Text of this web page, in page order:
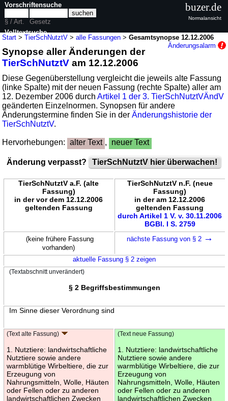
Start >TierSchNutztV >alle Fassungen >Gesamtsynopse 12.12.2006
Änderungsalarm
Synopse aller Änderungen der
TierSchNutztV am 12.12.2006
Diese Gegenüberstellung vergleicht die jeweils alte Fassung
(linke Spalte) mit der neuen Fassung (rechte Spalte) aller am
12. Dezember 2006 durchArtikel 1 der 3. TierSchNutztVÄndV
geänderten Einzelnormen. Synopsen für andere
Änderungstermine finden Sie in derÄnderungshistorie der
TierSchNutztV.
Hervorhebungen: alter Text , neuer Text
Änderung verpasst? TierSchNutztV hier überwachen!
TierSchNutztV a.F. (alte
Fassung)
in der vor dem 12.12.2006
geltenden Fassung
TierSchNutztV n.F. (neue
Fassung)
in der am 12.12.2006
geltenden Fassung
durch Artikel 1 V. v. 30.11.2006
BGBl. I S. 2759
(keine frühere Fassung
vorhanden)
nächste Fassung von § 2 →
aktuelle Fassung § 2 zeigen
(Textabschnitt unverändert)
§ 2 Begriffsbestimmungen
Im Sinne dieser Verordnung sind
(Text alte Fassung)
1. Nutztiere: landwirtschaftliche
Nutztiere sowie andere
warmblütige Wirbeltiere, die zur
Erzeugung von
Nahrungsmitteln, Wolle, Häuten
oder Fellen oder zu anderen
landwirtschaftlichen Zwecken
(Text neue Fassung)
1. Nutztiere: landwirtschaftliche
Nutztiere sowie andere
warmblütige Wirbeltiere, die zur
Erzeugung von
Nahrungsmitteln, Wolle, Häuten
oder Fellen oder zu anderen
landwirtschaftlichen Zwecken
Vorschriftensuche
§ / Art.
Gesetz
Volltextsuche
nur in TierSchNutztV
buzer.de
Normalansicht